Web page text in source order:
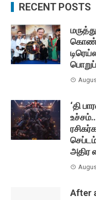
RECENT POSTS
கொண்ட
‘தி
அதிர
After